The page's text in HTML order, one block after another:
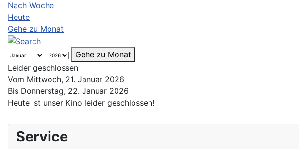
Nach Woche
Heute
Gehe zu Monat
Gehe zu Monat
Leider geschlossen
Vom Mittwoch, 21. Januar 2026
Bis Donnerstag, 22. Januar 2026
Heute ist unser Kino leider geschlossen!
Service